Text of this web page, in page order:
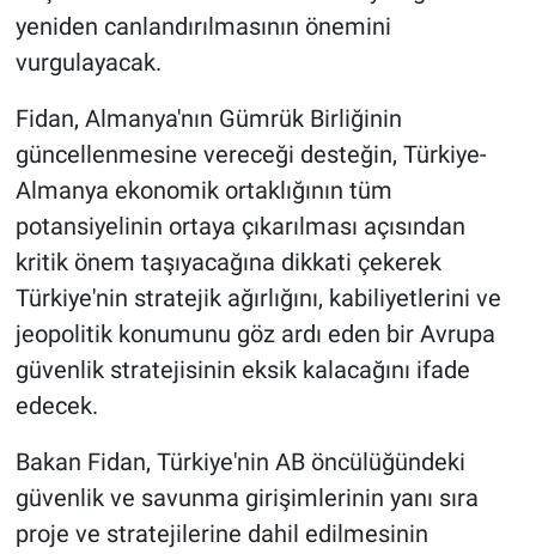
yeniden canlandırılmasının önemini
vurgulayacak.
Fidan, Almanya'nın Gümrük Birliğinin
güncellenmesine vereceği desteğin, Türkiye-
Almanya ekonomik ortaklığının tüm
potansiyelinin ortaya çıkarılması açısından
kritik önem taşıyacağına dikkati çekerek
Türkiye'nin stratejik ağırlığını, kabiliyetlerini ve
jeopolitik konumunu göz ardı eden bir Avrupa
güvenlik stratejisinin eksik kalacağını ifade
edecek.
Bakan Fidan, Türkiye'nin AB öncülüğündeki
güvenlik ve savunma girişimlerinin yanı sıra
proje ve stratejilerine dahil edilmesinin